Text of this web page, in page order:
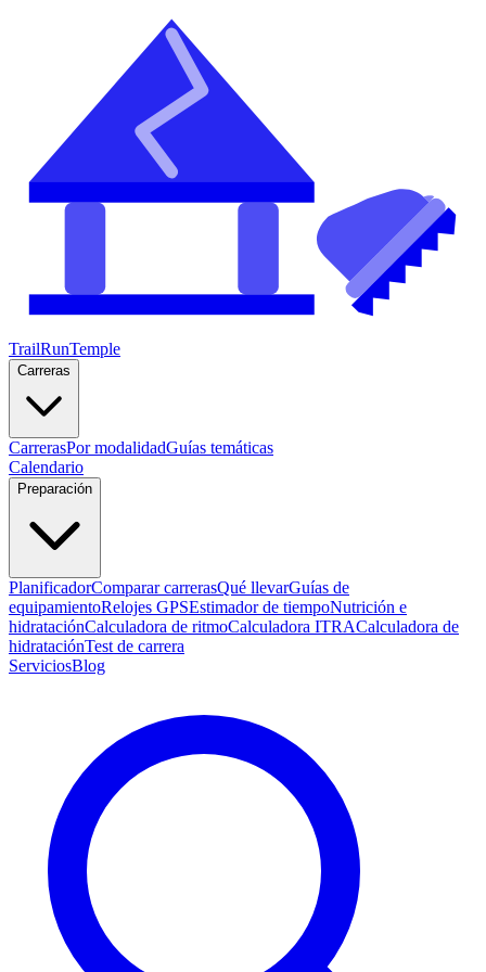
TrailRunTemple
Carreras
CarrerasPor modalidadGuías temáticas
Calendario
Preparación
PlanificadorComparar carrerasQué llevarGuías de
equipamientoRelojes GPSEstimador de tiempoNutrición e
hidrataciónCalculadora de ritmoCalculadora ITRACalculadora de
hidrataciónTest de carrera
ServiciosBlog